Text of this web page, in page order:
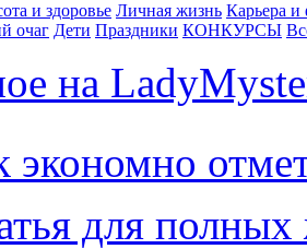
и здоровье Личная жизнь Карьера
очаг Дети Праздники КОНКУРСЫ
на
экономно
для